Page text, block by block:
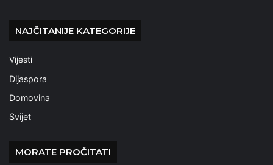
NAJČITANIJE KATEGORIJE
Vijesti
Dijaspora
Domovina
Svijet
MORATE PROČITATI